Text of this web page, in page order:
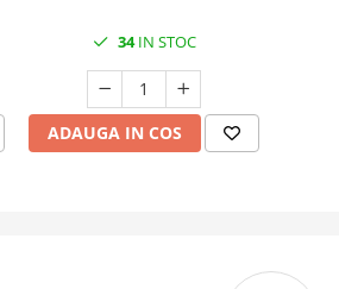
34IN STOC
ADAUGA IN COS